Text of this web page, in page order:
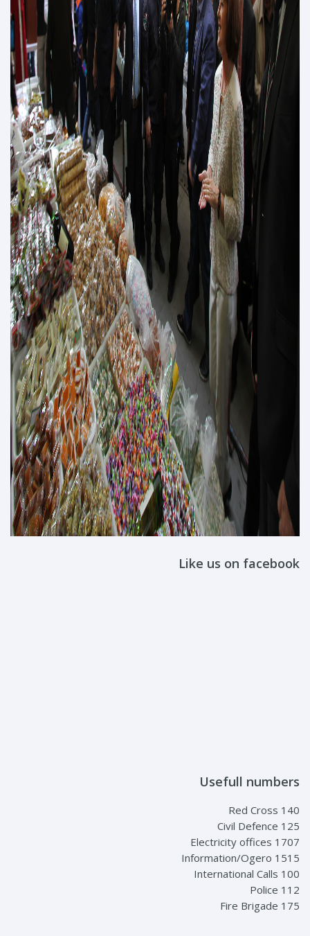
Like us on facebook
Usefull numbers
Red Cross 140
Civil Defence 125
Electricity offices 1707
Information/Ogero 1515
International Calls 100
Police 112
Fire Brigade 175